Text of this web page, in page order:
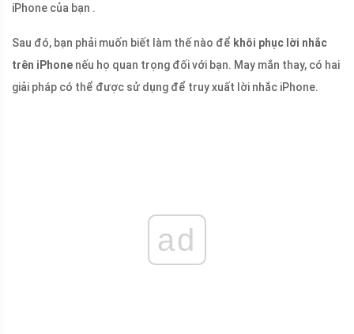
iPhone của bạn .
Sau đó, bạn phải muốn biết làm thế nào để khôi phục lời nhắc
trên iPhone nếu họ quan trọng đối với bạn. May mắn thay, có hai
giải pháp có thể được sử dụng để truy xuất lời nhắc iPhone.
ad